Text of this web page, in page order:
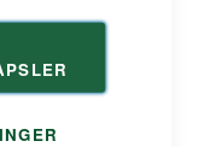
løsning eller
på e-post eller